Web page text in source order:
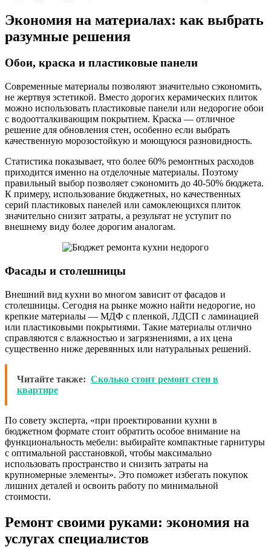
Экономия на материалах: как выбрать
разумные решения
Обои, краска и пластиковые панели
Современные материалы позволяют значительно сэкономить,
не жертвуя эстетикой. Вместо дорогих керамических плиток
можно использовать пластиковые панели или недорогие обои
с водоотталкивающим покрытием. Краска — отличное
решение для обновления стен, особенно если выбрать
качественную морозостойкую и моющуюся разновидность.
Статистика показывает, что более 60% ремонтных расходов
приходится именно на отделочные материалы. Поэтому
правильный выбор позволяет сэкономить до 40-50% бюджета.
К примеру, использование бюджетных, но качественных
серий пластиковых панелей или самоклеющихся плиток
значительно снизит затраты, а результат не уступит по
внешнему виду более дорогим аналогам.
Фасады и столешницы
Внешний вид кухни во многом зависит от фасадов и
столешницы. Сегодня на рынке можно найти недорогие, но
крепкие материалы — МДФ с пленкой, ЛДСП с ламинацией
или пластиковыми покрытиями. Такие материалы отлично
справляются с влажностью и загрязнениями, а их цена
существенно ниже деревянных или натуральных решений.
Читайте также: Сколько стоит ремонт стен в
квартире
По совету эксперта, «при проектировании кухни в
бюджетном формате стоит обратить особое внимание на
функциональность мебели: выбирайте компактные гарнитуры
с оптимальной расстановкой, чтобы максимально
использовать пространство и снизить затраты на
крупномерные элементы». Это поможет избегать покупок
лишних деталей и освоить работу по минимальной
стоимости.
Ремонт своими руками: экономия на
услугах специалистов